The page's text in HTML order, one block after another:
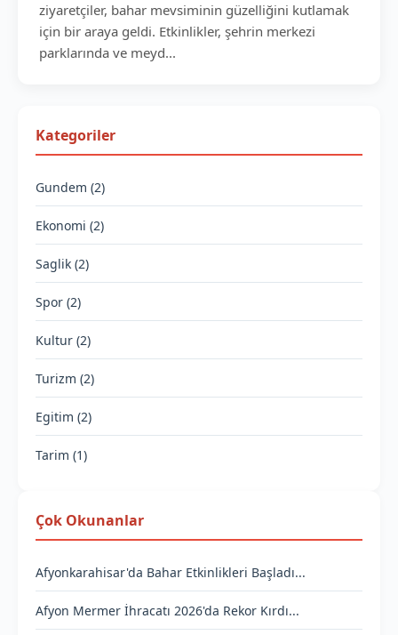
ziyaretçiler, bahar mevsiminin güzelliğini kutlamak
için bir araya geldi. Etkinlikler, şehrin merkezi
parklarında ve meyd...
Kategoriler
Gundem (2)
Ekonomi (2)
Saglik (2)
Spor (2)
Kultur (2)
Turizm (2)
Egitim (2)
Tarim (1)
Çok Okunanlar
Afyonkarahisar'da Bahar Etkinlikleri Başladı...
Afyon Mermer İhracatı 2026'da Rekor Kırdı...